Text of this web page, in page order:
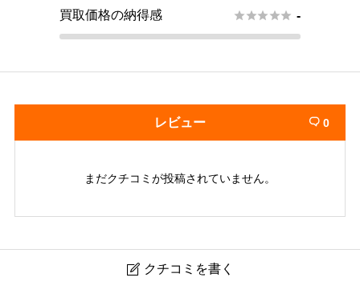
買取価格の納得感  -
レビュー  0
まだクチコミが投稿されていません。
 クチコミを書く